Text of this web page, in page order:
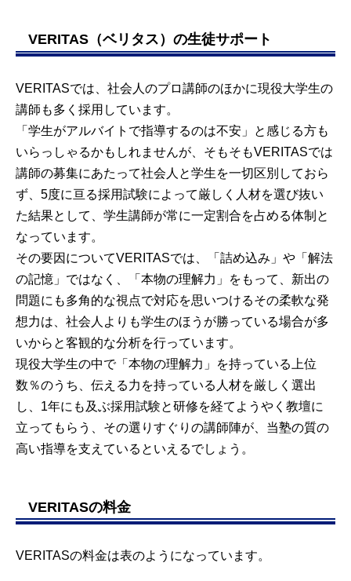
VERITAS（ベリタス）の生徒サポート
VERITASでは、社会人のプロ講師のほかに現役大学生の
講師も多く採用しています。
「学生がアルバイトで指導するのは不安」と感じる方も
いらっしゃるかもしれませんが、そもそもVERITASでは
講師の募集にあたって社会人と学生を一切区別しておら
ず、5度に亘る採用試験によって厳しく人材を選び抜い
た結果として、学生講師が常に一定割合を占める体制と
なっています。
その要因についてVERITASでは、「詰め込み」や「解法
の記憶」ではなく、「本物の理解力」をもって、新出の
問題にも多角的な視点で対応を思いつけるその柔軟な発
想力は、社会人よりも学生のほうが勝っている場合が多
いからと客観的な分析を行っています。
現役大学生の中で「本物の理解力」を持っている上位
数％のうち、伝える力を持っている人材を厳しく選出
し、1年にも及ぶ採用試験と研修を経てようやく教壇に
立ってもらう、その選りすぐりの講師陣が、当塾の質の
高い指導を支えているといえるでしょう。
VERITASの料金
VERITASの料金は表のようになっています。